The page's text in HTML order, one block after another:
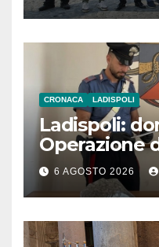
CRONACA LADISPOLI
Ladispoli:
Operazione
6 AGOSTO 2026